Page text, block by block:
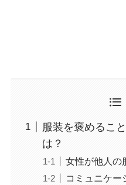
服装を褒めるこ
は？
女性が他人の
コミュニケー